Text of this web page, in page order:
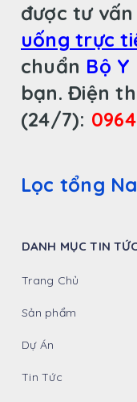
được tư
uống trực
chuẩn Bộ Y
bạn.Điện
(24/7):
Lọc tổng
DANH MỤC TIN TỨC
Trang Chủ
Sản phẩm
Dự Án
Tin Tức